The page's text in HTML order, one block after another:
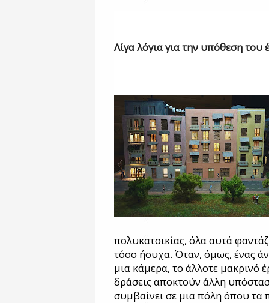
Λίγα λόγια για την υπόθεση του
πολυκατοικίας, όλα αυτά
τόσο ήσυχα. Όταν, όμως, ένας
μια κάμερα, το άλλοτε μακρινό
δράσεις αποκτούν άλλη
συμβαίνει σε μια πόλη όπου τα